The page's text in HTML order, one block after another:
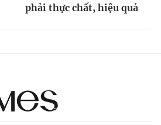
phải thực chất, hiệu quả